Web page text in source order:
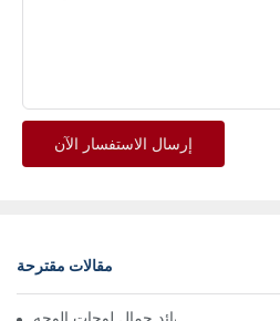
إرسال الاستفسار الآن
مقالات مقترحة